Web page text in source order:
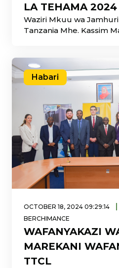
LA TEHAMA 2024
Waziri Mkuu wa
Tanzania Mhe. Kassim
Habari
OCTOBER 18, 2024 09:29:14
BERCHIMANCE
WAFANYAKAZI
MAREKANI
TTCL